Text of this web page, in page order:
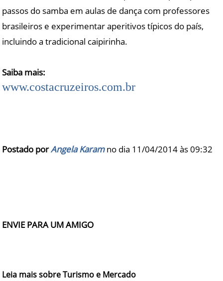
passos do samba em aulas de dança com professores
brasileiros e experimentar aperitivos típicos do país,
incluindo a tradicional caipirinha.
Saiba mais:
www.costacruzeiros.com.br
Postado porAngela Karamno dia 11/04/2014 às09:32
ENVIE PARA UM AMIGO
Leia mais sobre Turismo e Mercado